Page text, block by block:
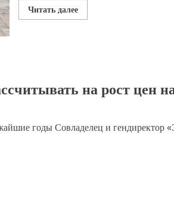
Читать далееПрочитать
больше
на рост цен
годы Совладелец и гендиректор